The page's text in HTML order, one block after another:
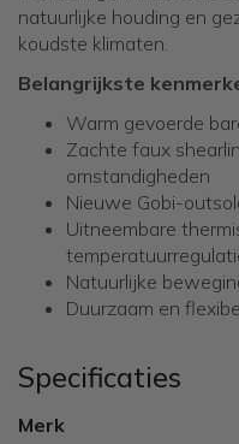
natuurlijke houding en
koudste klimaten.
Belangrijkste
Warm gevoerde
Zachte faux
omstandigheden
Nieuwe Gobi-
Uitneembare
Natuurlijke
Duurzaam en
Specificaties
Merk